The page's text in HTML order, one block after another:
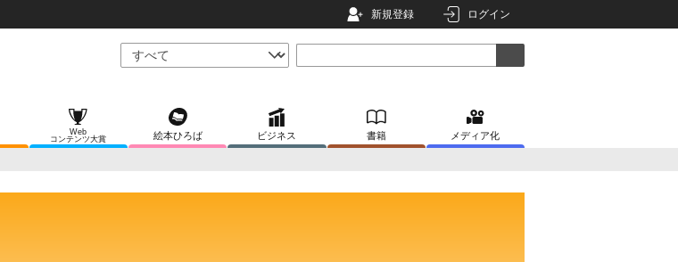
新規登録 ログイン
Web
コンテンツ大賞
絵本ひろば ビジネス 書籍 メディア化